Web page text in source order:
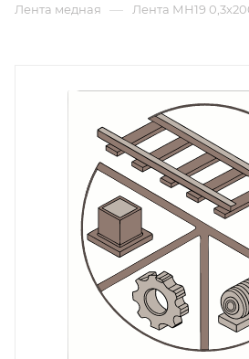
Лента медная — Лента МН19